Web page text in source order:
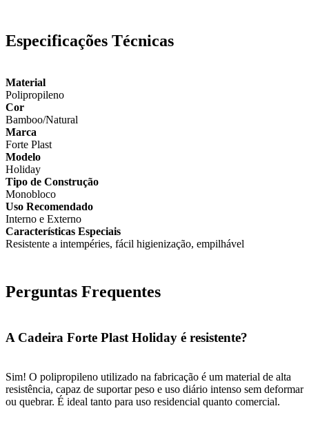
Especificações Técnicas
Material
Polipropileno
Cor
Bamboo/Natural
Marca
Forte Plast
Modelo
Holiday
Tipo de Construção
Monobloco
Uso Recomendado
Interno e Externo
Características Especiais
Resistente a intempéries, fácil higienização, empilhável
Perguntas Frequentes
A Cadeira Forte Plast Holiday é resistente?
Sim! O polipropileno utilizado na fabricação é um material de alta
resistência, capaz de suportar peso e uso diário intenso sem deformar
ou quebrar. É ideal tanto para uso residencial quanto comercial.